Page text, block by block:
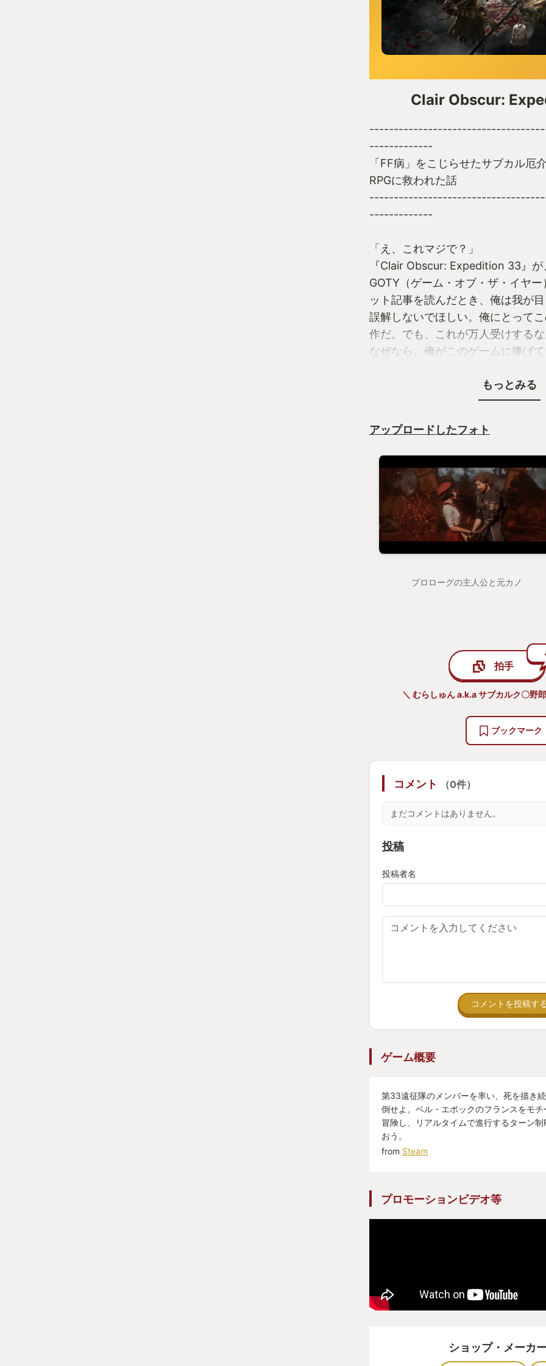
Clair Obscur:
-------------
「FF病」をこじらせたサブカル厄
RPGに救われた話
-------------
「え、これマジで？」
『Clair Obscur: Expedition 33』
GOTY（ゲーム・オブ・ザ・イヤ
ット記事を読んだとき、俺は我が目
誤解しないでほしい。俺にとって
作だ。でも、これが万人受けするな
なぜなら、俺がこのゲームに捧げ
きた、「巨大な未練の反動」に他
ここでハッキリ言わせてくれ。俺の
ンタジーは『FF10』で完結してい
す。10-2以降を愛する皆様を否定
ん。命だけは助けてください）
俺が「FF病」を発症したのは、『
った。
百歩譲ってリュックはいい。だが
だ。太もも丸出し、胸元おっぴろ
してはいるが）で、「ユ・リ・パ
ン・スタート♥」 とか言い出した
『12』のガンビットシステムに脳
『13』の「ファブラ・ノヴァ・ク
文に馴染めず、
アルだけで食わず嫌いを発動。
『16』でようやく復帰し、「FFら
たものの、かつて少年の頃に感じ
戻ってこなかった。
気がつけば20年。俺は「純粋なゲ
な「サブカル厄介おじ」へと変貌
『The Elder Scrollsシリーズ』の圧
日々。ドラクエ11はかなり良かっ
「いつか、俺の理想のFFが帰って
か……」
​◆フランスからの刺客『Expedition
そんなゾンビライフを送る俺の前
Obscur: Expedition 33』である。
​冒頭から心を鷲掴みにされた。
赤と白の花びらが舞い散る美しい街
が、街の住人は不穏な単語を口に
の「ペイントレス」だの。
どうやら俺は、元カノのソフィー
たどり着いたその先、海の向こう
「ペイントレスが目覚める。抹消が
先に進みますか？ → [YES]
人。そいつがおもむろに手をかざ
ら「33」に書き換わる。
人々が赤い花びらとなって消えて
は「特定の年齢の大人」だけだ。
もっとみる
アップロードしたフォト
プロローグの主人公と元カノ
拍手
＼ むらしゅん a.k.a サブカルク〇野
ブックマーク
コメント （0件）
まだコメントはありません。
投稿
投稿者名
コメントを投稿する
ゲーム概要
第33遠征隊のメンバーを率い、死を描き
倒せよ。ベル・エポックのフランスをモ
冒険し、リアルタイムで進行するターン
おう。
from Steam
プロモーションビデオ等
ショップ・メーカ